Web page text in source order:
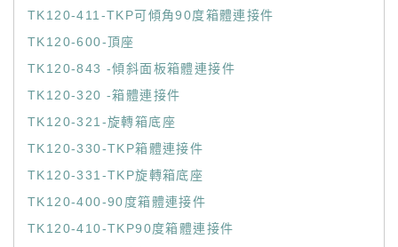
TK120-411-TKP可傾角90度箱體連接件
TK120-600-頂座
TK120-843 -傾斜面板箱體連接件
TK120-320 -箱體連接件
TK120-321-旋轉箱底座
TK120-330-TKP箱體連接件
TK120-331-TKP旋轉箱底座
TK120-400-90度箱體連接件
TK120-410-TKP90度箱體連接件